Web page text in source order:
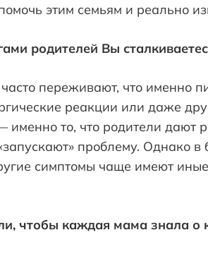
этим семьям и реально
родителей Вы
переживают, что именно
реакции или даже
именно то, что родители дают
проблему. Однако
симптомы чаще имеют
чтобы каждая мама знала о